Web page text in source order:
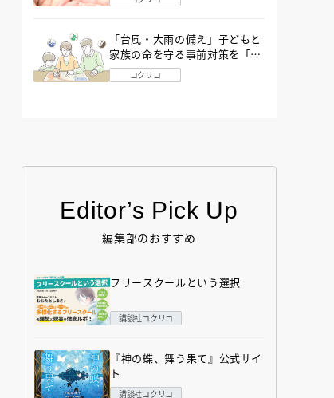
MOVEが解説！
「台風・大雨の備え」子どもと
家族の命を守る事前対策を「防
災アドバイザー」が解説
コクリコ
Editor’s Pick Up
編集部のおすすめ
フリースクールという選択
講談社コクリコ
『神の蝶、舞う果て』公式サイ
ト
講談社コクリコ